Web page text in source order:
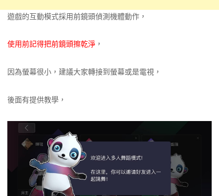
遊戲的互動模式採用前鏡頭偵測機體動作，
使用前記得把前鏡頭擦乾淨 ，
因為螢幕很小，建議大家轉接到螢幕或是電視，
後面有提供教學，